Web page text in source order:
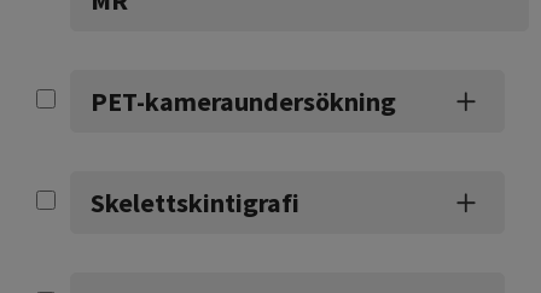
PET-kameraundersökning
Skelettskintigrafi